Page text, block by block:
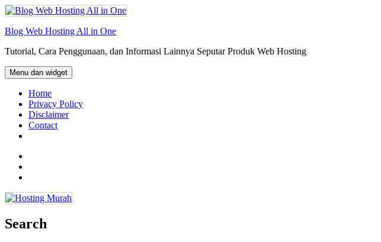
Langsung
ke
isi
Blog Web Hosting All in One
Tutorial, Cara Penggunaan, dan Informasi Lainnya Seputar Produk Web Hosting
Menu dan widget
Home
Privacy Policy
Disclaimer
Contact
Search